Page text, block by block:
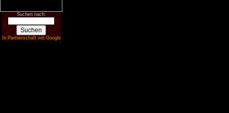
Suchen nach:
In Partnerschaft mit Google